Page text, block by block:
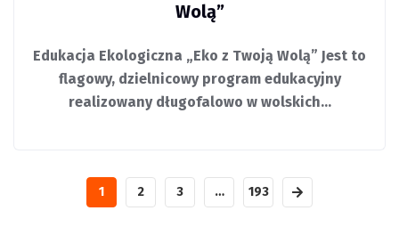
Wolą”
Edukacja Ekologiczna „Eko z Twoją Wolą” Jest to
flagowy, dzielnicowy program edukacyjny
realizowany długofalowo w wolskich…
1 2 3 … 193